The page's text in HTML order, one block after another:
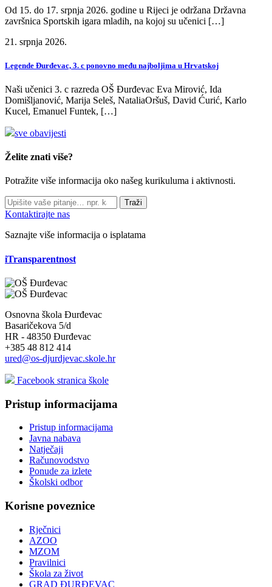
Od 15. do 17. srpnja 2026. godine u Rijeci je održana Državna
završnica Sportskih igara mladih, na kojoj su učenici […]
21. srpnja 2026.
Legende Đurđevac, 3. c ponovno među najboljima u Hrvatskoj
Naši učenici 3. c razreda OŠ Đurđevac Eva Mirović, Ida
Domišljanović, Marija Seleš, NataliaOršuš, David Ćurić, Karlo
Kucel, Emanuel Funtek, […]
sve obavijesti
Želite znati više?
Potražite više informacija oko našeg kurikuluma i aktivnosti.
Traži
Kontaktirajte nas
Saznajte više informacija o isplatama
iTransparentnost
Osnovna škola Đurđevac
Basaričekova 5/d
HR - 48350 Đurđevac
+385 48 812 414
ured@os-djurdjevac.skole.hr
Facebook stranica škole
Pristup informacijama
Pristup informacijama
Javna nabava
Natječaji
Računovodstvo
Ponude za izlete
Školski odbor
Korisne poveznice
Rječnici
AZOO
MZOM
Pravilnici
Škola za život
GRAD ĐURĐEVAC